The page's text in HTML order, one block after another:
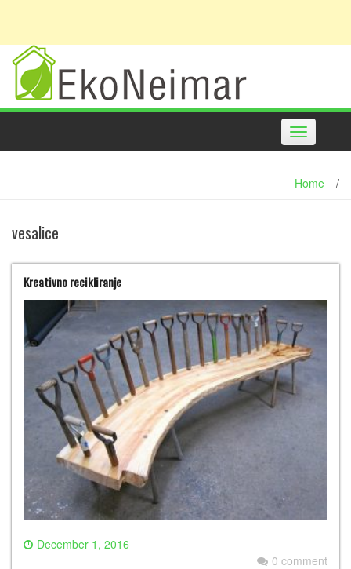
Toggle
navigation
Home /
vesalice
Kreativno recikliranje
December 1, 2016
0 comment